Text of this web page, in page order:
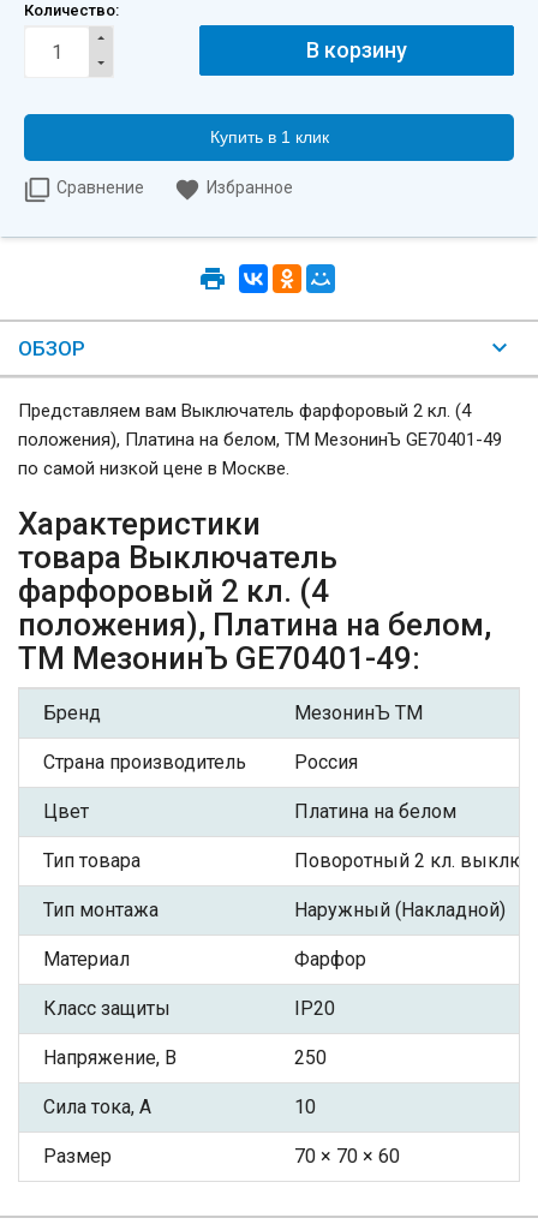
Количество:
Купить в 1 клик
Сравнение Избранное
ОБЗОР
Представляем вам Выключатель фарфоровый 2 кл. (4
положения), Платина на белом, ТМ МезонинЪ GE70401-49
по самой низкой цене в Москве.
Характеристики
товара Выключатель
фарфоровый 2 кл. (4
положения), Платина на белом,
ТМ МезонинЪ GE70401-49:
Бренд МезонинЪ ТМ
Страна производитель Россия
Цвет Платина на белом
Тип товара Поворотный 2 кл.
Тип монтажа Наружный (Накладной)
Материал Фарфор
Класс защиты IP20
Напряжение, В 250
Сила тока, А 10
Размер 70 × 70 × 60